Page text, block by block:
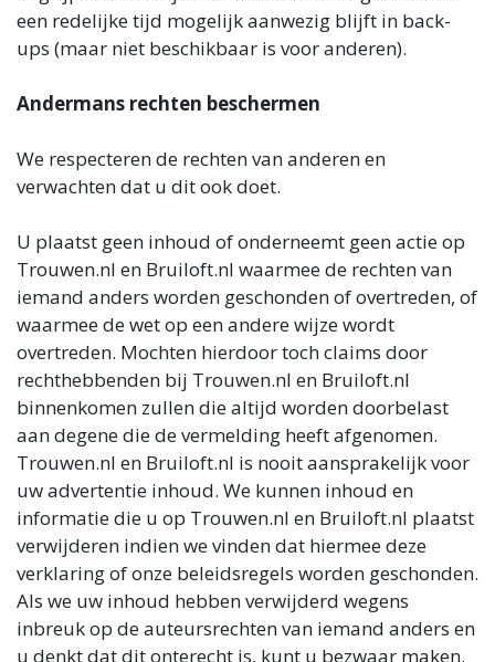
een redelijke tijd mogelijk aanwezig blijft in back-
ups (maar niet beschikbaar is voor anderen).
Andermans rechten beschermen
We respecteren de rechten van anderen en
verwachten dat u dit ook doet.
U plaatst geen inhoud of onderneemt geen actie op
Trouwen.nl en Bruiloft.nl waarmee de rechten van
iemand anders worden geschonden of overtreden, of
waarmee de wet op een andere wijze wordt
overtreden. Mochten hierdoor toch claims door
rechthebbenden bij Trouwen.nl en Bruiloft.nl
binnenkomen zullen die altijd worden doorbelast
aan degene die de vermelding heeft afgenomen.
Trouwen.nl en Bruiloft.nl is nooit aansprakelijk voor
uw advertentie inhoud. We kunnen inhoud en
informatie die u op Trouwen.nl en Bruiloft.nl plaatst
verwijderen indien we vinden dat hiermee deze
verklaring of onze beleidsregels worden geschonden.
Als we uw inhoud hebben verwijderd wegens
inbreuk op de auteursrechten van iemand anders en
u denkt dat dit onterecht is, kunt u bezwaar maken.